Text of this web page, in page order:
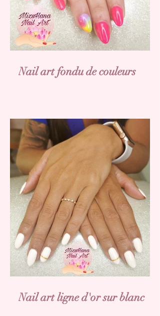
Nail art fondu de couleurs
Nail art ligne d'or sur blanc